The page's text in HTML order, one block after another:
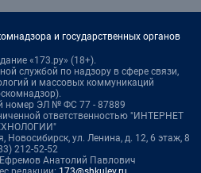
и государственных органов
«173.ру» (18+).
службой по надзору в сфере связи,
и массовых коммуникаций
номер ЭЛ № ФС 77 - 87889
ответственностью "ИНТЕРНЕТ
Новосибирск, ул. Ленина, д. 12, 6 этаж, 8
212-52-52
Анатолий Павлович